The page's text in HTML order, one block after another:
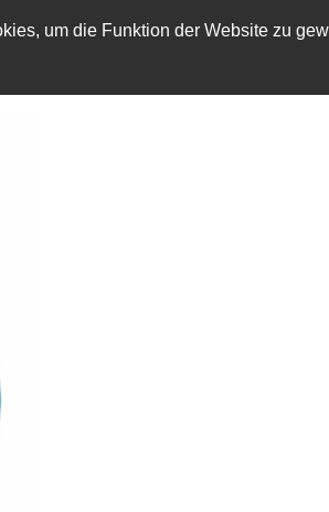
um die Funktion der Website zu